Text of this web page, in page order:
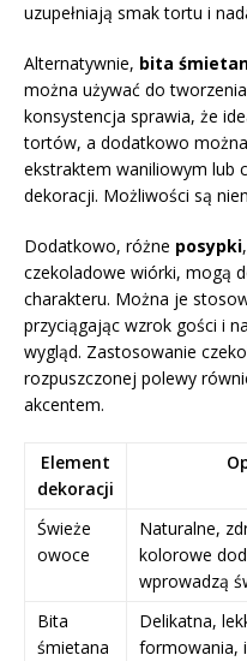
uzupełniają smak tortu i
Alternatywnie, bita
można używać do
konsystencja sprawia, że
tortów, a dodatkowo
ekstraktem waniliowym lub
dekoracji. Możliwości są
Dodatkowo, różne posypki
czekoladowe wiórki, mogą
charakteru. Można je
przyciągając wzrok gości i
wygląd. Zastosowanie
rozpuszczonej polewy
akcentem.
Element
dekoracji
Świeże
owoce
Naturalne,
kolorowe
wprowadzą
Bita
śmietana
Delikatna,
formowania,